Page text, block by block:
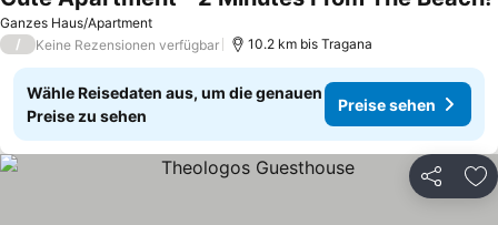
Ganzes Haus/Apartment
/ Keine Rezensionen verfügbar 10.2 km bis Tragana
Wähle Reisedaten aus, um die genauen
Preise zu sehen
Preise sehen
Teilen